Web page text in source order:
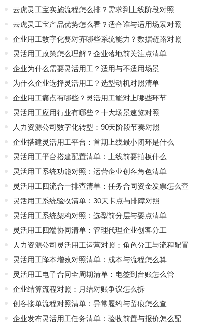
云虎灵工宝实施流程怎么排？需求到上线阶段对照
云虎灵工宝产品优势怎么看？适合谁与适用场景对照
企业用工数字化要对齐哪些系统能力？数据链路对照
灵活用工政策怎么理解？企业落地前关注点清单
企业为什么需要灵活用工？适用与不适用场景
为什么企业选择灵活用工？选型动机对照清单
企业用工痛点有哪些？灵活用工能对上哪些环节
灵活用工应用行业有哪些？十大场景速览对照
人力资源公司数字化转型：90天阶段节奏对照
企业搭建灵活用工平台：首期上线最小闭环是什么
灵活用工平台搭建配置清单：上线前要拍板什么
灵活用工系统功能对照：运营企业创客角色清单
灵活用工四流合一排查清单：任务合同资金发票怎么查
灵活用工系统验收清单：30天卡点与排障对照
灵活用工系统架构对照：选型前分层与要点清单
灵活用工四端协同清单：管理代理企业创客分工
人力资源公司灵活用工运营对照：角色分工与流程配置
灵活用工降本增效对照清单：成本与流程怎么算
灵活用工电子合同全周期清单：电签到台账怎么管
企业结算流程对照：月结对账争议怎么拆
创客接单流程对照清单：异常履约与留痕怎么查
企业发布灵活用工任务清单：验收前置与报价怎么配